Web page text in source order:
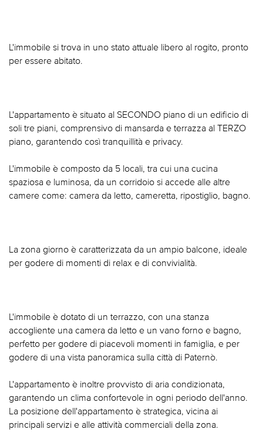
L'immobile si trova in uno stato attuale libero al rogito, pronto
per essere abitato.
L'appartamento è situato al SECONDO piano di un edificio di
soli tre piani, comprensivo di mansarda e terrazza al TERZO
piano, garantendo così tranquillità e privacy.
L'immobile è composto da 5 locali, tra cui una cucina
spaziosa e luminosa, da un corridoio si accede alle altre
camere come: camera da letto, cameretta, ripostiglio, bagno.
La zona giorno è caratterizzata da un ampio balcone, ideale
per godere di momenti di relax e di convivialità.
L'immobile è dotato di un terrazzo, con una stanza
accogliente una camera da letto e un vano forno e bagno,
perfetto per godere di piacevoli momenti in famiglia, e per
godere di una vista panoramica sulla città di Paternò.
L'appartamento è inoltre provvisto di aria condizionata,
garantendo un clima confortevole in ogni periodo dell'anno.
La posizione dell'appartamento è strategica, vicina ai
principali servizi e alle attività commerciali della zona.